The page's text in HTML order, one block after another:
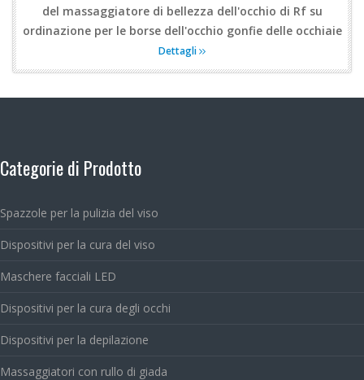
del massaggiatore di bellezza dell'occhio di Rf su
ordinazione per le borse dell'occhio gonfie delle occhiaie
Dettagli
Categorie di Prodotto
Spazzole per la pulizia del viso
Dispositivi per la cura del viso
Maschere facciali LED
Dispositivi per la cura degli occhi
Dispositivi per la depilazione
Massaggiatori con rullo di giada